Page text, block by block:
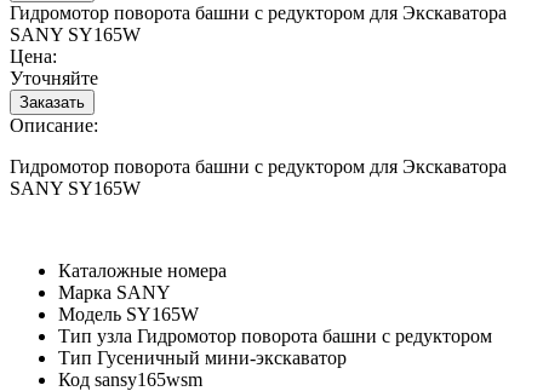
Гидромотор поворота башни с редуктором для Экскаватора
SANY SY165W
Цена:
Уточняйте
Описание:
Гидромотор поворота башни с редуктором для Экскаватора
SANY SY165W
Каталожные номера
Марка SANY
Модель SY165W
Тип узла Гидромотор поворота башни с редуктором
Тип Гусеничный мини-экскаватор
Код sansy165wsm